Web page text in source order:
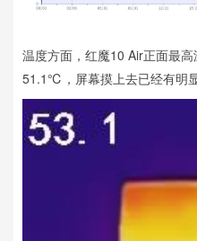
温度方面，红魔10 Air正面最
51.1℃，屏幕摸上去已经有明显